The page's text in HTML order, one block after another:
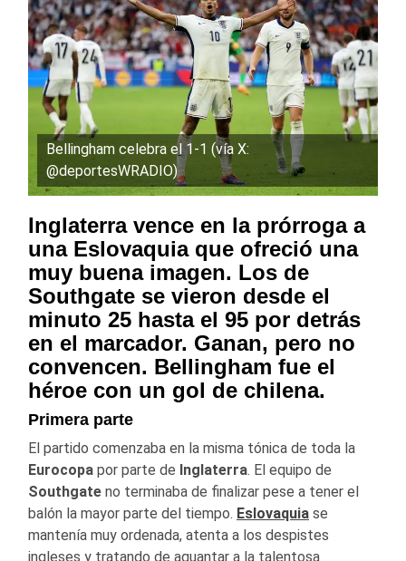
Bellingham celebra el 1-1 (vía X:
@deportesWRADIO)
Inglaterra vence en la prórroga a
una Eslovaquia que ofreció una
muy buena imagen. Los de
Southgate se vieron desde el
minuto 25 hasta el 95 por detrás
en el marcador. Ganan, pero no
convencen. Bellingham fue el
héroe con un gol de chilena.
Primera parte
El partido comenzaba en la misma tónica de toda la
Eurocopa por parte de Inglaterra. El equipo de
Southgate no terminaba de finalizar pese a tener el
balón la mayor parte del tiempo. Eslovaquia se
mantenía muy ordenada, atenta a los despistes
ingleses y tratando de aguantar a la talentosa